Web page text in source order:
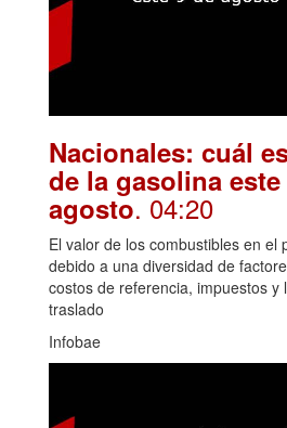
Nacionales: cuál
de la gasolina este
agosto. 04:20
El valor de los combustibles en el
debido a una diversidad de
costos de referencia, impuestos y
traslado
Infobae